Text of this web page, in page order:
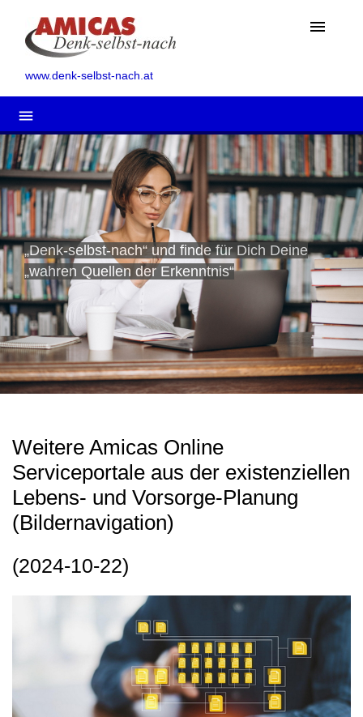
menu
www.denk-selbst-nach.at
menu
„Denk-selbst-nach“ und finde für Dich Deine
„wahren Quellen der Erkenntnis“
Weitere Amicas Online
Serviceportale aus der existenziellen
Lebens- und Vorsorge-Planung
(Bildernavigation)
(2024-10-22)